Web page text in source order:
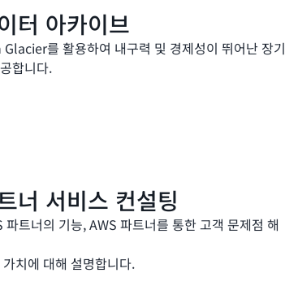
터 아카이브
를 활용하여 내구력 및 경제성이 뛰어난 장기
합니다.
너 서비스 컨설팅
파트너의 기능, AWS 파트너를 통한 고객 문제점 해
치에 대해 설명합니다.